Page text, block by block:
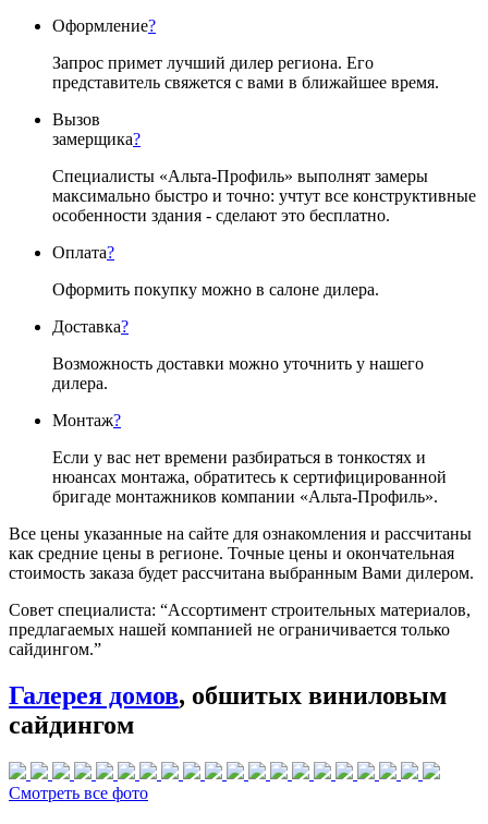
Оформление?
Запрос примет лучший дилер региона. Его
представитель свяжется с вами в ближайшее время.
Вызов
замерщика?
Специалисты «Альта-Профиль» выполнят замеры
максимально быстро и точно: учтут все конструктивные
особенности здания - сделают это бесплатно.
Оплата?
Оформить покупку можно в салоне дилера.
Доставка?
Возможность доставки можно уточнить у нашего
дилера.
Монтаж?
Если у вас нет времени разбираться в тонкостях и
нюансах монтажа, обратитесь к сертифицированной
бригаде монтажников компании «Альта-Профиль».
Все цены указанные на сайте для ознакомления и рассчитаны
как средние цены в регионе. Точные цены и окончательная
стоимость заказа будет рассчитана выбранным Вами дилером.
Совет специалиста: “Ассортимент строительных материалов,
предлагаемых нашей компанией не ограничивается только
сайдингом.”
Галерея домов, обшитых виниловым
сайдингом
Смотреть все фото